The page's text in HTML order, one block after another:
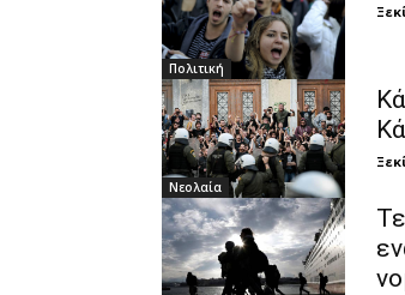
Πολιτική
Νεολαία